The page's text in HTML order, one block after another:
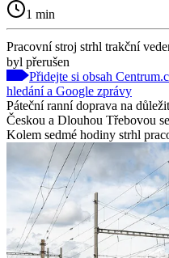
1 min
Pracovní stroj strhl trakční
byl přerušen
Přidejte si obsah
hledání a Google zprávy
Páteční ranní doprava na
Českou a Dlouhou Třebovou
Kolem sedmé hodiny strhl